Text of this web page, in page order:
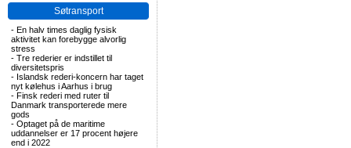
Søtransport
- En halv times daglig fysisk
aktivitet kan forebygge alvorlig
stress
- Tre rederier er indstillet til
diversitetspris
- Islandsk rederi-koncern har taget
nyt kølehus i Aarhus i brug
- Finsk rederi med ruter til
Danmark transporterede mere
gods
- Optaget på de maritime
uddannelser er 17 procent højere
end i 2022